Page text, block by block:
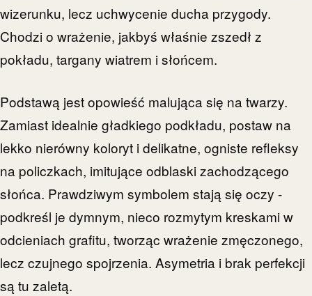
wizerunku, lecz uchwycenie ducha przygody.
Chodzi o wrażenie, jakbyś właśnie zszedł z
pokładu, targany wiatrem i słońcem.
Podstawą jest opowieść malująca się na twarzy.
Zamiast idealnie gładkiego podkładu, postaw na
lekko nierówny koloryt i delikatne, ogniste refleksy
na policzkach, imitujące odblaski zachodzącego
słońca. Prawdziwym symbolem stają się oczy -
podkreśl je dymnym, nieco rozmytym kreskami w
odcieniach grafitu, tworząc wrażenie zmęczonego,
lecz czujnego spojrzenia. Asymetria i brak perfekcji
są tu zaletą.